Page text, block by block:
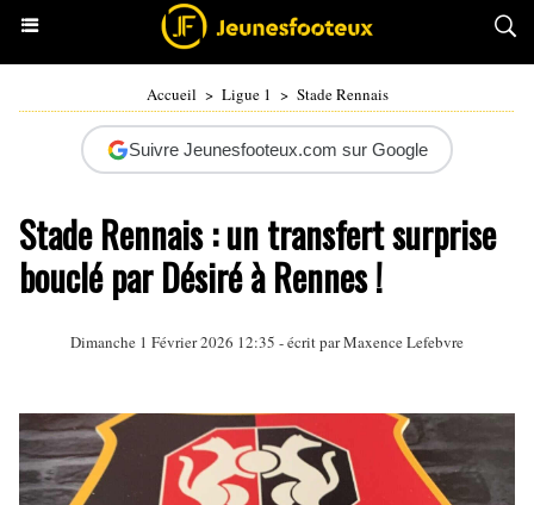
Accueil > Ligue 1 > Stade Rennais
Suivre Jeunesfooteux.com sur Google
Stade Rennais : un transfert surprise
bouclé par Désiré à Rennes !
Dimanche 1 Février 2026 12:35 - écrit par Maxence Lefebvre